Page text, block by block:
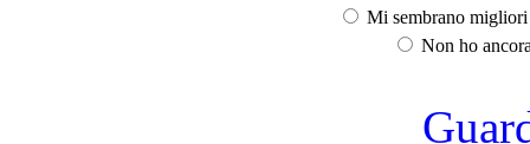
Mi sembrano
Non ho